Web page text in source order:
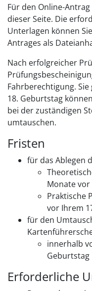
Für den Online-
dieser Seite. Die
Unterlagen können
Antrages als
Nach erfolgreicher
Fahrberechtigung.
18. Geburtstag
bei der zuständigen
umtauschen.
Fristen
für das Ablegen
Monate
Praktische
vor Ihrem
für den
innerhalb
Geburtstag
Erforderliche